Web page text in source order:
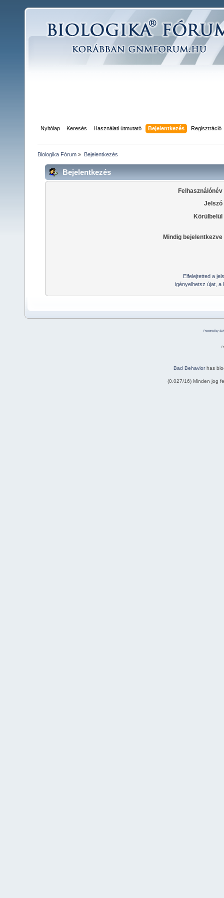
Nyitólap Keresés Használati útmutató Bejelentkezés Regisztráció
Biologika Fórum » Bejelentkezés
Bejelentkezés
Felhasználónév
Jelszó
Körülbelül
Mindig bejelentkezve
Elfelejtetted a
igényelhetsz újat, a
Powered by
Bad Behaviorhas
(0.027/16) Minden jog